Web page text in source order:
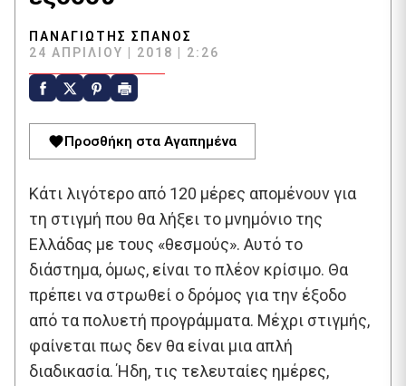
ΠΑΝΑΓΙΏΤΗΣ ΣΠΑΝΌΣ
24 ΑΠΡΙΛΊΟΥ | 2018 | 2:26
Προσθήκη στα Αγαπημένα
Κάτι λιγότερο από 120 μέρες απομένουν για
τη στιγμή που θα λήξει το μνημόνιο της
Ελλάδας με τους «θεσμούς». Αυτό το
διάστημα, όμως, είναι το πλέον κρίσιμο. Θα
πρέπει να στρωθεί ο δρόμος για την έξοδο
από τα πολυετή προγράμματα. Μέχρι στιγμής,
φαίνεται πως δεν θα είναι μια απλή
διαδικασία. Ήδη, τις τελευταίες ημέρες,